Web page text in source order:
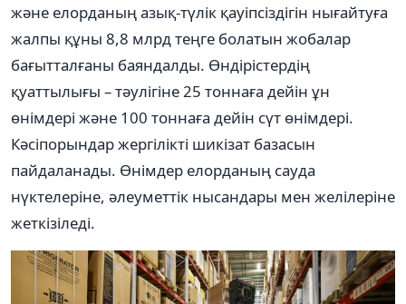
және елорданың азық-түлік қауіпсіздігін нығайтуға
жалпы құны 8,8 млрд теңге болатын жобалар
бағытталғаны баяндалды. Өндірістердің
қуаттылығы – тәулігіне 25 тоннаға дейін ұн
өнімдері және 100 тоннаға дейін сүт өнімдері.
Кәсіпорындар жергілікті шикізат базасын
пайдаланады. Өнімдер елорданың сауда
нүктелеріне, әлеуметтік нысандары мен желілеріне
жеткізіледі.